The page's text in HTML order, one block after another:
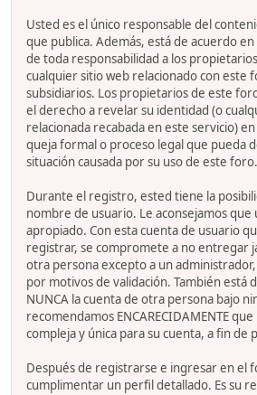
Usted es el único responsable del
que publica. Además, está de acuerdo
de toda responsabilidad a los
cualquier sitio web relacionado con este
subsidiarios. Los propietarios de este
el derecho a revelar su identidad (o
relacionada recabada en este servicio)
queja formal o proceso legal que pueda
situación causada por su uso de este foro.
Durante el registro, ested tiene la
nombre de usuario. Le aconsejamos
apropiado. Con esta cuenta de usuario
registrar, se compromete a no entregar
otra persona excepto a un
por motivos de validación. También está
NUNCA la cuenta de otra persona bajo
recomendamos ENCARECIDAMENTE
compleja y única para su cuenta, a fin de
Después de registrarse e ingresar en el
cumplimentar un perfil detallado. Es su